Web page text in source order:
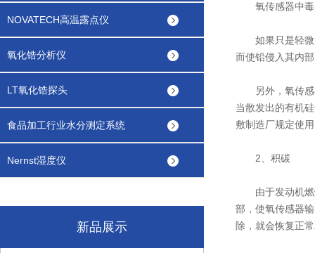
NOVATECH高温露点仪
氧化锆分析仪
LT氧化锆探头
食品加工行业水分测定系统
Nernst湿度仪
新品展示
氧传感器中毒
如果只是轻微
而使铅侵入其内
另外，氧传感
当散发出的有机
敷制造厂规定使
2、积碳
由于发动机燃
部，使氧传感器
除，就会恢复正